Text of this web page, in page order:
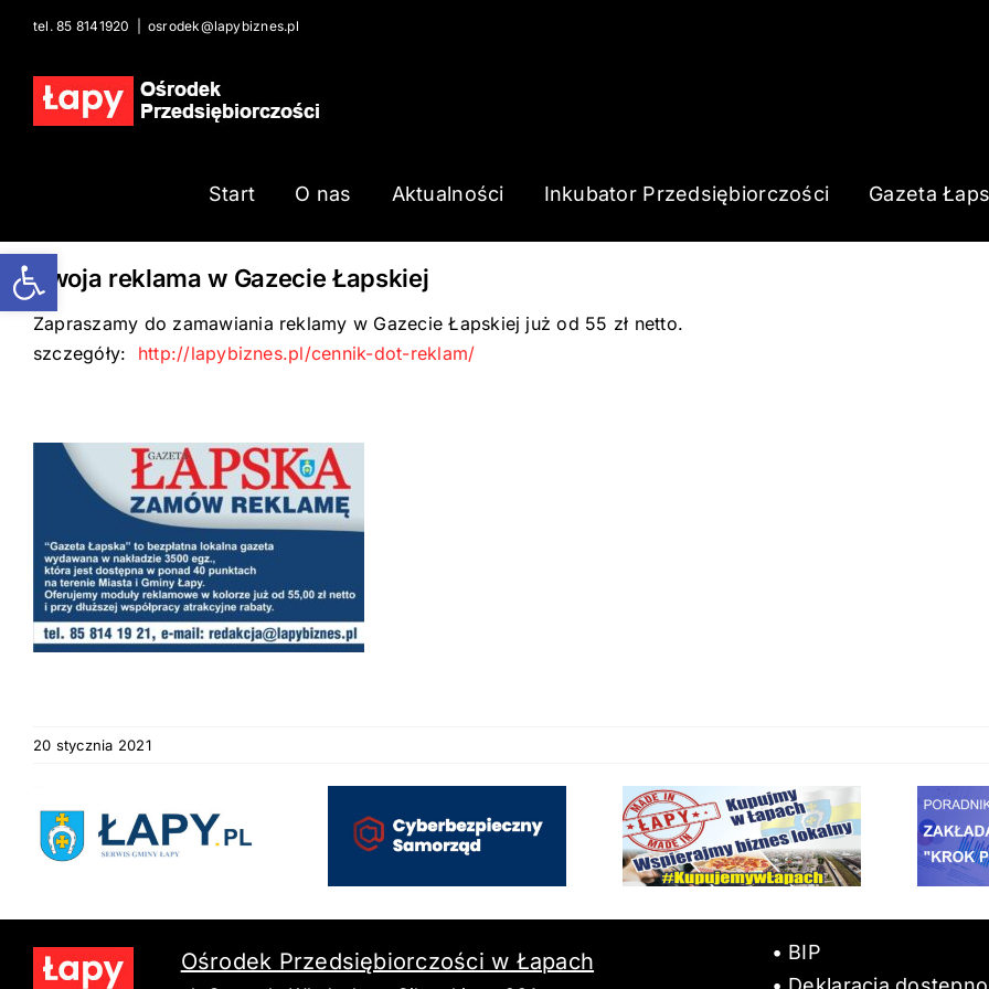
Open toolbar
content
tel. 85 8141920 osrodek@lapybiznes.pl
Start O nas Aktualności Inkubator Przedsiębiorczości Gazeta
Twoja reklama w Gazecie Łapskiej
Zapraszamy do zamawiania reklamy w Gazecie Łapskiej już od 55 zł netto.
szczegóły: http://lapybiznes.pl/cennik-dot-reklam/
20 stycznia 2021
Ośrodek Przedsiębiorczości w Łapach
BIP